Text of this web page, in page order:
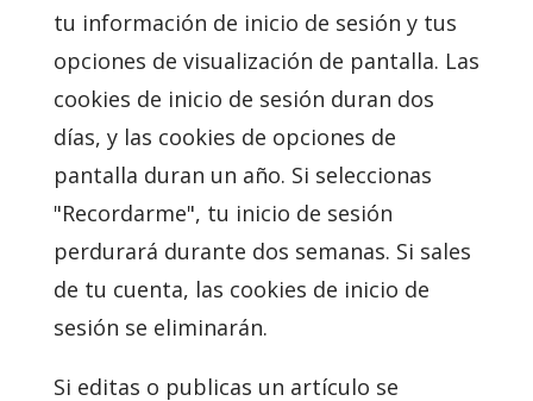
tu información de inicio de sesión y tus
opciones de visualización de pantalla. Las
cookies de inicio de sesión duran dos
días, y las cookies de opciones de
pantalla duran un año. Si seleccionas
"Recordarme", tu inicio de sesión
perdurará durante dos semanas. Si sales
de tu cuenta, las cookies de inicio de
sesión se eliminarán.
Si editas o publicas un artículo se